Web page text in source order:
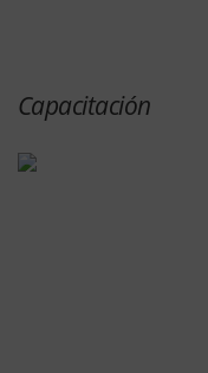
Capacitación